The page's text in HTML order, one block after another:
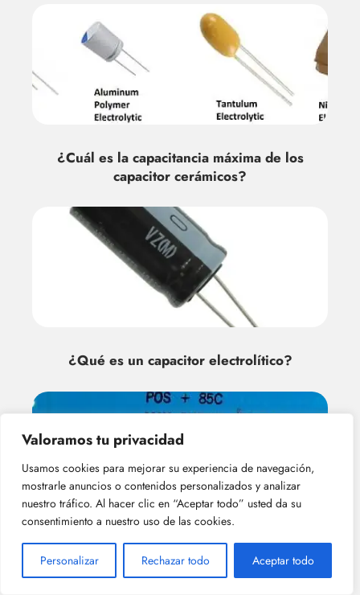
Valoramos tu privacidad
Usamos cookies para mejorar su experiencia de navegación,
mostrarle anuncios o contenidos personalizados y analizar
nuestro tráfico. Al hacer clic en “Aceptar todo” usted da su
consentimiento a nuestro uso de las cookies.
Personalizar Rechazar todo Aceptar todo
¿Cuál es la capacitancia máxima de los
capacitor cerámicos?
¿Qué es un capacitor electrolítico?
¿cuáles son las principales ventajas de
los capacitor electrolíticos?